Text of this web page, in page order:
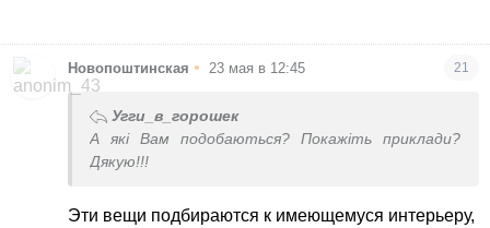
Новопоштинская • 23 мая в 12:45 21
Угги_в_горошек
А які Вам подобаються? Покажіть приклади?
Дякую!!!
Эти вещи подбираются к имеющемуся интерьеру,